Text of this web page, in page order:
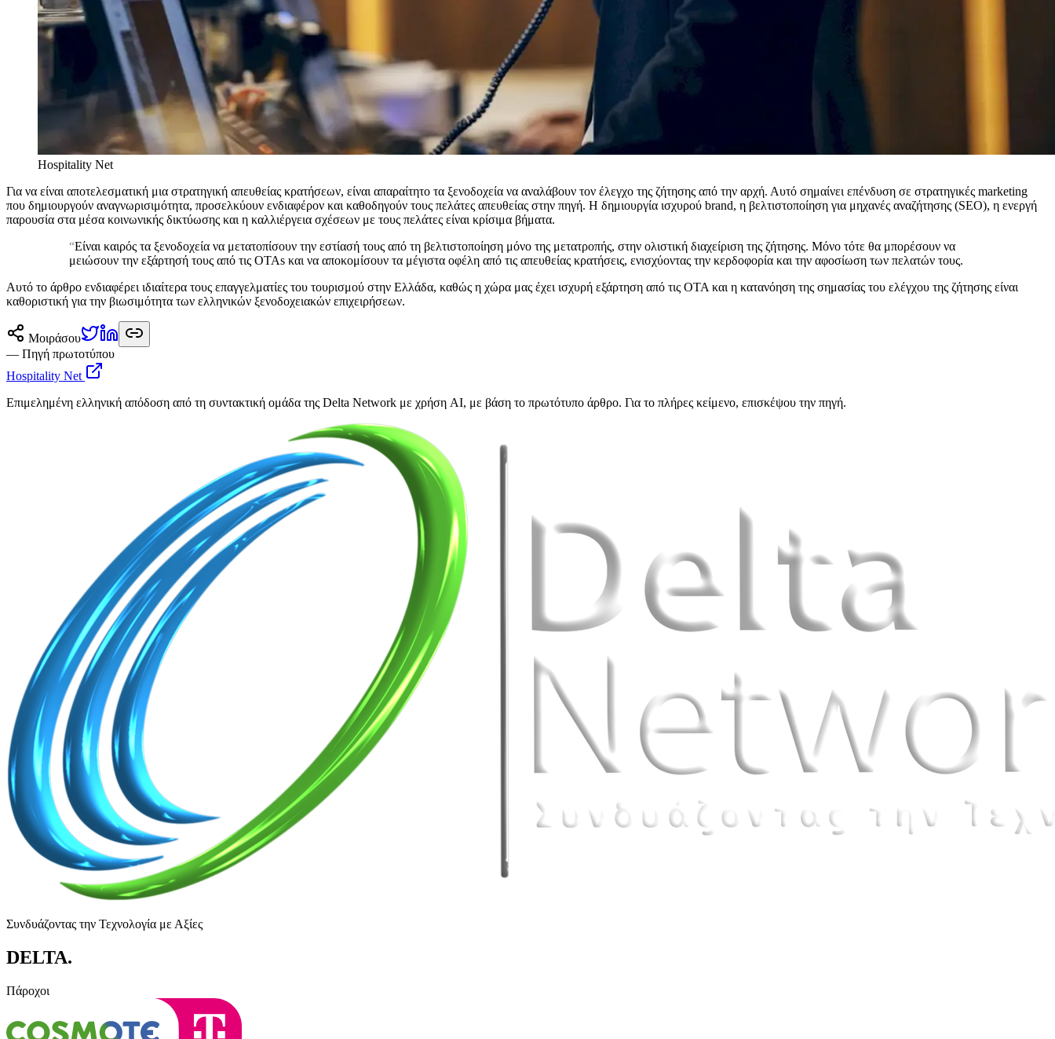
Hospitality Net
Για να είναι αποτελεσματική μια στρατηγική απευθείας κρατήσεων, είναι απαραίτητο τα ξενοδοχεία να αναλάβουν τον έλεγχο της ζήτησης από την αρχή. Αυτό σημαίνει επένδυση σε στρατηγικές marketing
που δημιουργούν αναγνωρισιμότητα, προσελκύουν ενδιαφέρον και καθοδηγούν τους πελάτες απευθείας στην πηγή. Η δημιουργία ισχυρού brand, η βελτιστοποίηση για μηχανές αναζήτησης (SEO), η ενεργή
παρουσία στα μέσα κοινωνικής δικτύωσης και η καλλιέργεια σχέσεων με τους πελάτες είναι κρίσιμα βήματα.
“Είναι καιρός τα ξενοδοχεία να μετατοπίσουν την εστίασή τους από τη βελτιστοποίηση μόνο της μετατροπής, στην ολιστική διαχείριση της ζήτησης. Μόνο τότε θα μπορέσουν να
μειώσουν την εξάρτησή τους από τις OTAs και να αποκομίσουν τα μέγιστα οφέλη από τις απευθείας κρατήσεις, ενισχύοντας την κερδοφορία και την αφοσίωση των πελατών τους.
Αυτό το άρθρο ενδιαφέρει ιδιαίτερα τους επαγγελματίες του τουρισμού στην Ελλάδα, καθώς η χώρα μας έχει ισχυρή εξάρτηση από τις ΟΤΑ και η κατανόηση της σημασίας του ελέγχου της ζήτησης είναι
καθοριστική για την βιωσιμότητα των ελληνικών ξενοδοχειακών επιχειρήσεων.
Μοιράσου
— Πηγή πρωτοτύπου
Hospitality Net
Επιμελημένη ελληνική απόδοση από τη συντακτική ομάδα της Delta Network με χρήση AI, με βάση το πρωτότυπο άρθρο. Για το πλήρες κείμενο, επισκέψου την πηγή.
Συνδυάζοντας την Τεχνολογία με Αξίες
DELTA.
Πάροχοι